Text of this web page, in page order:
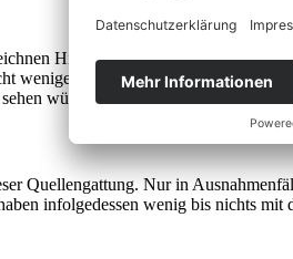
Historiker den Teil der auf uns
weniger. Die in der Regel
wünscht.
Quellengattung. Nur in
infolgedessen wenig bis nichts